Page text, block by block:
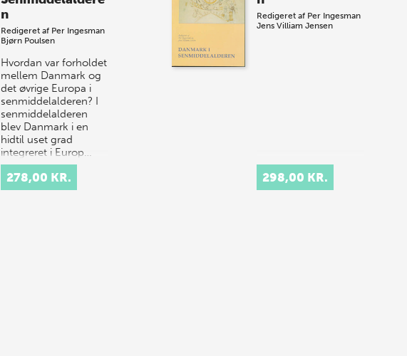
n
Redigeret af Per Ingesman
Bjørn Poulsen
Hvordan var forholdet
mellem Danmark og
det øvrige Europa i
senmiddelalderen? I
senmiddelalderen
blev Danmark i en
hidtil uset grad
integreret i Europ…
278,00 KR.
Redigeret af Per Ingesman
Jens Villiam Jensen
298,00 KR.